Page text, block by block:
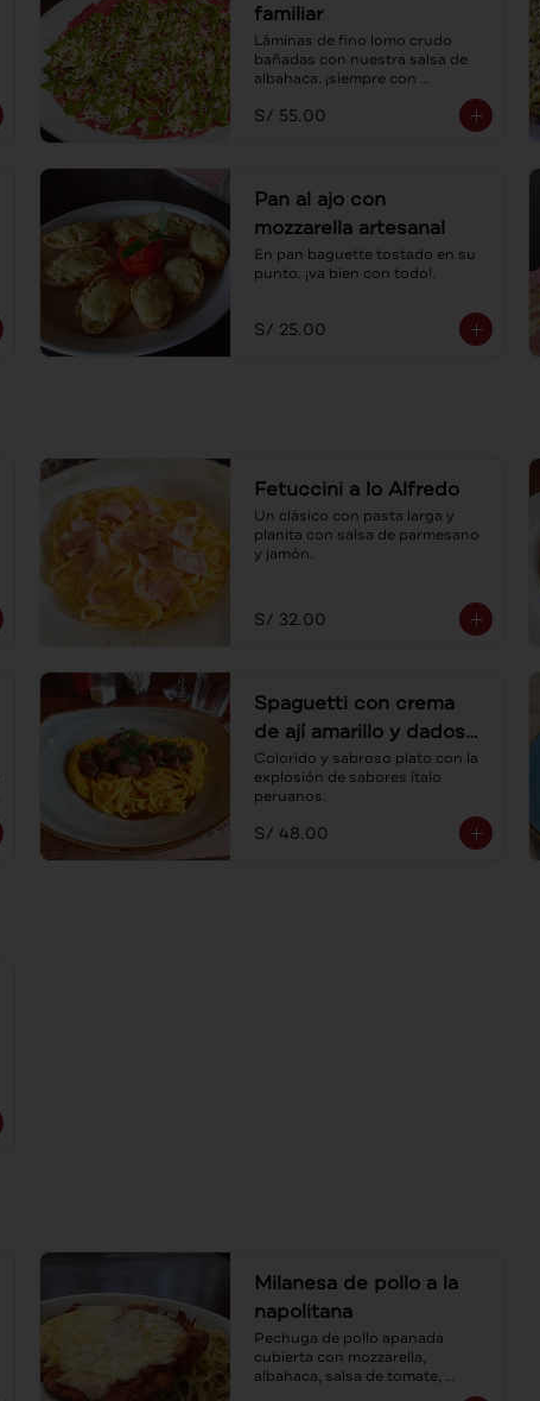
familiar
Láminas de fino lomo crudo
bañadas con nuestra salsa de
albahaca. ¡siempre con
S/ 55.00
Pan al ajo con
mozzarella artesanal
En pan baguette tostado en su
punto. ¡va bien con todo!.
S/ 25.00
Fetuccini a lo Alfredo
Un clásico con pasta larga y
planita con salsa de parmesano
y jamón.
S/ 32.00
Spaguetti con crema
de ají amarillo y dados
de lomo
Colorido y sabroso plato con la
explosión de sabores ítalo
peruanos.
S/ 48.00
Milanesa de pollo a la
napolitana
Pechuga de pollo apanada
cubierta con mozzarella,
albahaca, salsa de tomate,
acompañada de spaguetti al ajo